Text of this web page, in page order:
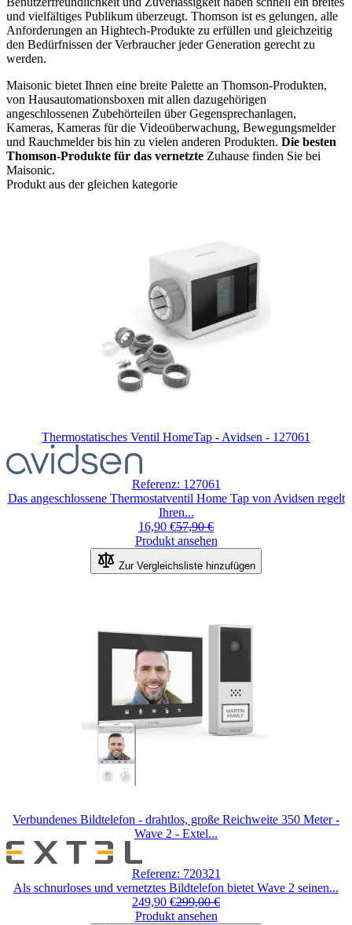
und vielfältiges Publikum überzeugt. Thomson ist es gelungen, alle
Anforderungen an Hightech-Produkte zu erfüllen und gleichzeitig
den Bedürfnissen der Verbraucher jeder Generation gerecht zu
werden.
Maisonic bietet Ihnen eine breite Palette an Thomson-Produkten,
von Hausautomationsboxen mit allen dazugehörigen
angeschlossenen Zubehörteilen über Gegensprechanlagen,
Kameras, Kameras für die Videoüberwachung, Bewegungsmelder
und Rauchmelder bis hin zu vielen anderen Produkten. Die besten
Thomson-Produkte für das vernetzte Zuhause finden Sie bei
Maisonic.
Produkt aus der gleichen kategorie
Thermostatisches Ventil HomeTap - Avidsen - 127061
Referenz: 127061
Das angeschlossene Thermostatventil Home Tap von Avidsen regelt
Ihren...
16,90 €57,90 €
Produkt ansehen
Zur Vergleichsliste hinzufügen
Verbundenes Bildtelefon - drahtlos, große Reichweite 350 Meter -
Wave 2 - Extel...
Referenz: 720321
Als schnurloses und vernetztes Bildtelefon bietet Wave 2 seinen...
249,90 €299,00 €
Produkt ansehen